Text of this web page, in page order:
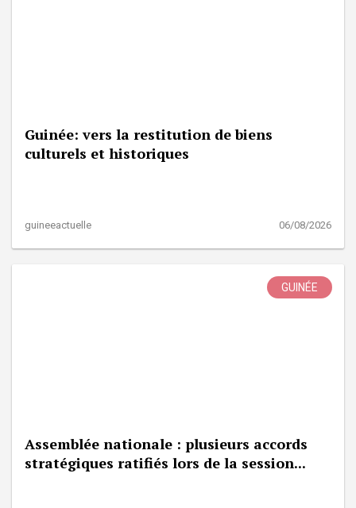
Guinée: vers la restitution de biens
culturels et historiques
guineeactuelle 06/08/2026
GUINÉE
Assemblée nationale : plusieurs accords
stratégiques ratifiés lors de la session...